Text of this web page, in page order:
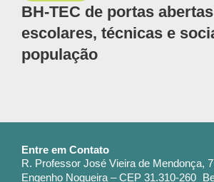
BH-TEC de portas
escolares, técnicas e
população
Entre em Contato
R. Professor José Vieira de Mendonça,
Engenho Nogueira – CEP 31.310-260